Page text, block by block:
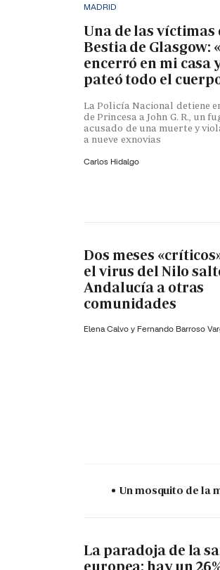
MADRID
Una de las víctimas
Bestia de Glasgow:
encerró en mi casa
pateó todo el
La Policía Nacional detiene
de Princesa a John G. R., un
acusado de una muerte y
a nueve exnovias
Carlos Hidalgo
Dos meses
el virus del Nilo
Andalucía a otras
comunidades
Elena Calvo y Fernando Barroso
Un mosquito de la
La paradoja de la
europea: hay un